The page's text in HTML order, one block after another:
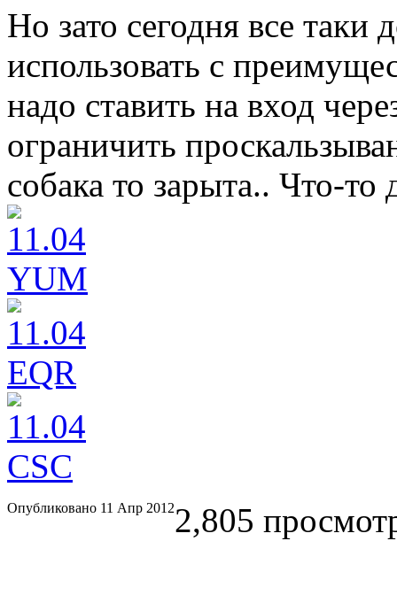
Но зато сегодня все таки
использовать с
надо ставить на вход
ограничить
собака то зарыта.. Что-
Опубликовано 11 Апр 20122,805